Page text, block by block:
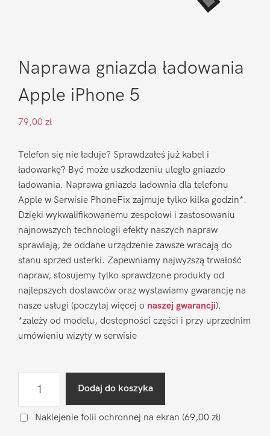
Naprawa gniazda ładowania
Apple iPhone 5
79,00 zł
Telefon się nie ładuje? Sprawdzałeś już kabel i
ładowarkę? Być może uszkodzeniu uległo gniazdo
ładowania. Naprawa gniazda ładownia dla telefonu
Apple w Serwisie PhoneFix zajmuje tylko kilka godzin*.
Dzięki wykwalifikowanemu zespołowi i zastosowaniu
najnowszych technologii efekty naszych napraw
sprawiają, że oddane urządzenie zawsze wracają do
stanu sprzed usterki. Zapewniamy najwyższą trwałość
napraw, stosujemy tylko sprawdzone produkty od
najlepszych dostawców oraz wystawiamy gwarancję na
nasze usługi (poczytaj więcej o naszej gwarancji).
*zależy od modelu, dostepności części i przy uprzednim
umówieniu wizyty w serwisie
gniazda
Dodaj do koszyka
Naklejenie folii ochronnej na ekran (69,00 zł)